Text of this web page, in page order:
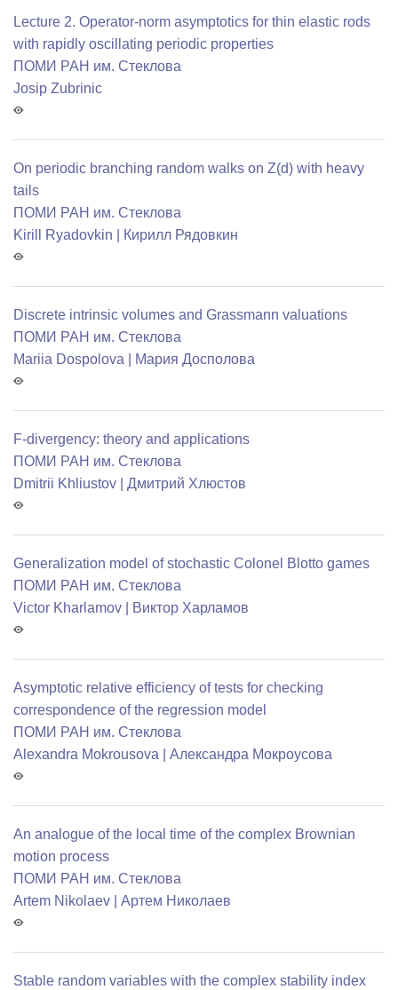
Lecture 2. Operator-norm asymptotics for thin elastic rods
with rapidly oscillating periodic properties
ПОМИ РАН им. Стеклова
Josip Zubrinic
On periodic branching random walks on Z(d) with heavy
tails
ПОМИ РАН им. Стеклова
Kirill Ryadovkin | Кирилл Рядовкин
Discrete intrinsic volumes and Grassmann valuations
ПОМИ РАН им. Стеклова
Mariia Dospolova | Мария Досполова
F-divergency: theory and applications
ПОМИ РАН им. Стеклова
Dmitrii Khliustov | Дмитрий Хлюстов
Generalization model of stochastic Colonel Blotto games
ПОМИ РАН им. Стеклова
Victor Kharlamov | Виктор Харламов
Asymptotic relative efficiency of tests for checking
correspondence of the regression model
ПОМИ РАН им. Стеклова
Alexandra Mokrousova | Александра Мокроусова
An analogue of the local time of the complex Brownian
motion process
ПОМИ РАН им. Стеклова
Artem Nikolaev | Артем Николаев
Stable random variables with the complex stability index